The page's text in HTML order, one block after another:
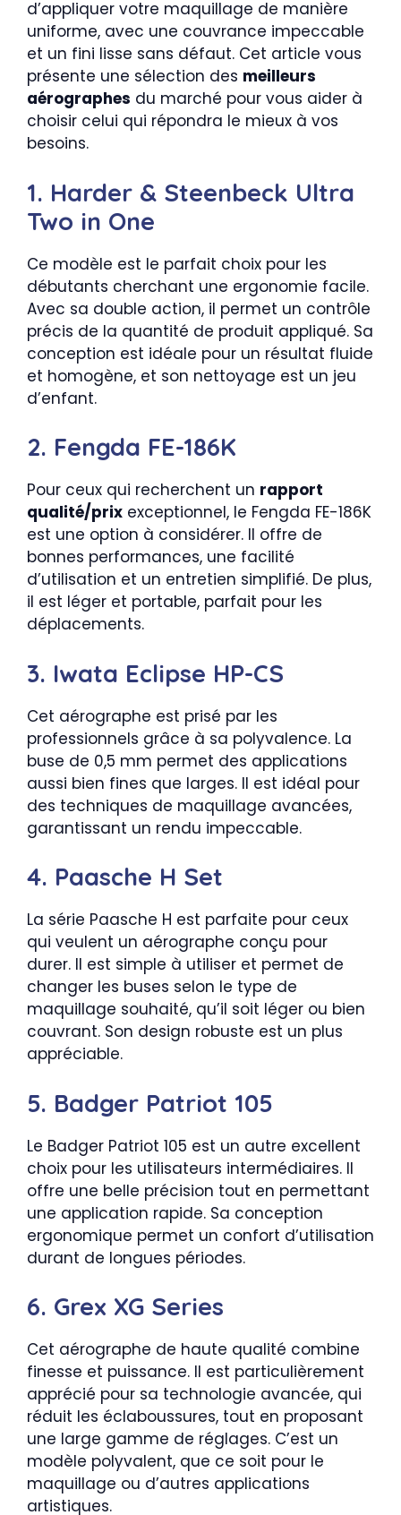
d’appliquer votre maquillage de manière
uniforme, avec une couvrance impeccable
et un fini lisse sans défaut. Cet article vous
présente une sélection des meilleurs
aérographes du marché pour vous aider à
choisir celui qui répondra le mieux à vos
besoins.
1. Harder & Steenbeck Ultra
Two in One
Ce modèle est le parfait choix pour les
débutants cherchant une ergonomie facile.
Avec sa double action, il permet un contrôle
précis de la quantité de produit appliqué. Sa
conception est idéale pour un résultat fluide
et homogène, et son nettoyage est un jeu
d’enfant.
2. Fengda FE-186K
Pour ceux qui recherchent un rapport
qualité/prix exceptionnel, le Fengda FE-186K
est une option à considérer. Il offre de
bonnes performances, une facilité
d’utilisation et un entretien simplifié. De plus,
il est léger et portable, parfait pour les
déplacements.
3. Iwata Eclipse HP-CS
Cet aérographe est prisé par les
professionnels grâce à sa polyvalence. La
buse de 0,5 mm permet des applications
aussi bien fines que larges. Il est idéal pour
des techniques de maquillage avancées,
garantissant un rendu impeccable.
4. Paasche H Set
La série Paasche H est parfaite pour ceux
qui veulent un aérographe conçu pour
durer. Il est simple à utiliser et permet de
changer les buses selon le type de
maquillage souhaité, qu’il soit léger ou bien
couvrant. Son design robuste est un plus
appréciable.
5. Badger Patriot 105
Le Badger Patriot 105 est un autre excellent
choix pour les utilisateurs intermédiaires. Il
offre une belle précision tout en permettant
une application rapide. Sa conception
ergonomique permet un confort d’utilisation
durant de longues périodes.
6. Grex XG Series
Cet aérographe de haute qualité combine
finesse et puissance. Il est particulièrement
apprécié pour sa technologie avancée, qui
réduit les éclaboussures, tout en proposant
une large gamme de réglages. C’est un
modèle polyvalent, que ce soit pour le
maquillage ou d’autres applications
artistiques.